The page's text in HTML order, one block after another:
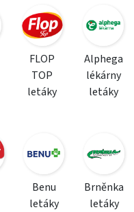
FLOP
TOP
letáky
Alphega
lékárny
letáky
Benu
letáky
Brněnka
letáky